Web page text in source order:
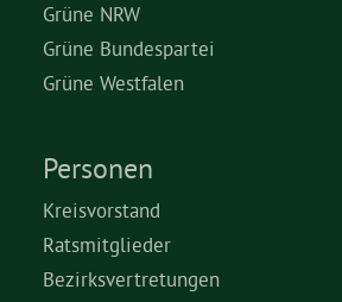
Grüne NRW
Grüne Bundespartei
Grüne Westfalen
Personen
Kreisvorstand
Ratsmitglieder
Bezirksvertretungen